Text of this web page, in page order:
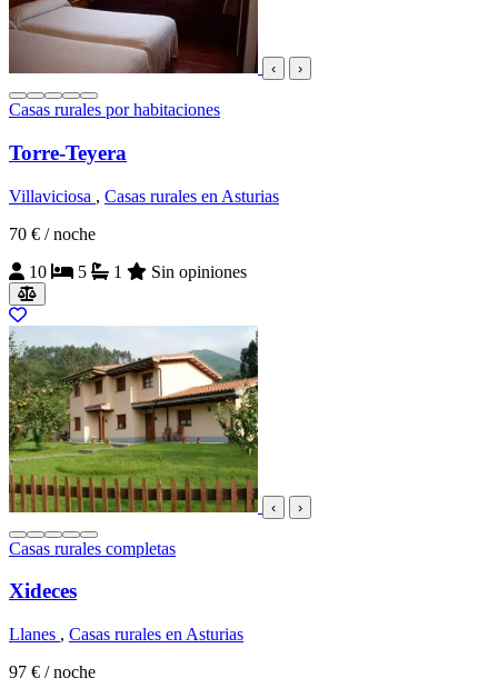
‹ ›
Casas rurales por habitaciones
Torre-Teyera
Villaviciosa , Casas rurales en Asturias
70 € / noche
10
5 1 Sin opiniones
‹ ›
Casas rurales completas
Xideces
Llanes , Casas rurales en Asturias
97 € / noche